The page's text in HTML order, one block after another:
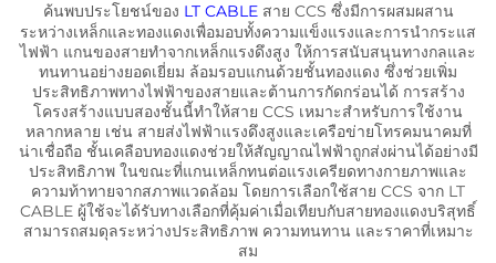
ค้นพบประโยชน์ของ LT CABLE สาย CCS ซึ่งมีการผสมผสาน
ระหว่างเหล็กและทองแดงเพื่อมอบทั้งความแข็งแรงและการนำกระแส
ไฟฟ้า แกนของสายทำจากเหล็กแรงดึงสูง ให้การสนับสนุนทางกลและ
ทนทานอย่างยอดเยี่ยม ล้อมรอบแกนด้วยชั้นทองแดง ซึ่งช่วยเพิ่ม
ประสิทธิภาพทางไฟฟ้าของสายและต้านการกัดกร่อนได้ การสร้าง
โครงสร้างแบบสองชั้นนี้ทำให้สาย CCS เหมาะสำหรับการใช้งาน
หลากหลาย เช่น สายส่งไฟฟ้าแรงดึงสูงและเครือข่ายโทรคมนาคมที่
น่าเชื่อถือ ชั้นเคลือบทองแดงช่วยให้สัญญาณไฟฟ้าถูกส่งผ่านได้อย่างมี
ประสิทธิภาพ ในขณะที่แกนเหล็กทนต่อแรงเครียดทางกายภาพและ
ความท้าทายจากสภาพแวดล้อม โดยการเลือกใช้สาย CCS จาก LT
CABLE ผู้ใช้จะได้รับทางเลือกที่คุ้มค่าเมื่อเทียบกับสายทองแดงบริสุทธิ์
สามารถสมดุลระหว่างประสิทธิภาพ ความทนทาน และราคาที่เหมาะ
สม